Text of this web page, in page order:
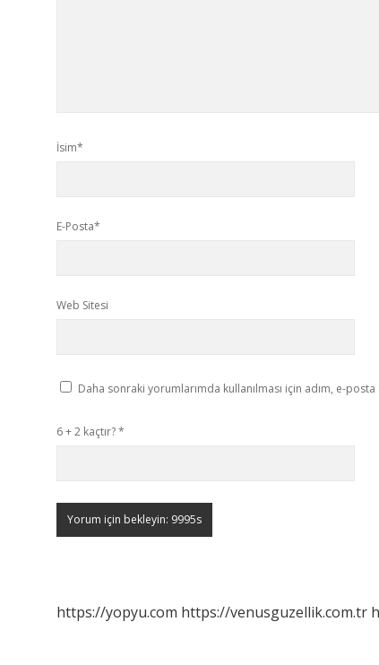
İsim*
E-Posta*
Web Sitesi
Daha sonraki yorumlarımda kullanılması için adım, e-
6 + 2 kaçtır?*
https://yopyu.com https://venusguzellik.com.tr